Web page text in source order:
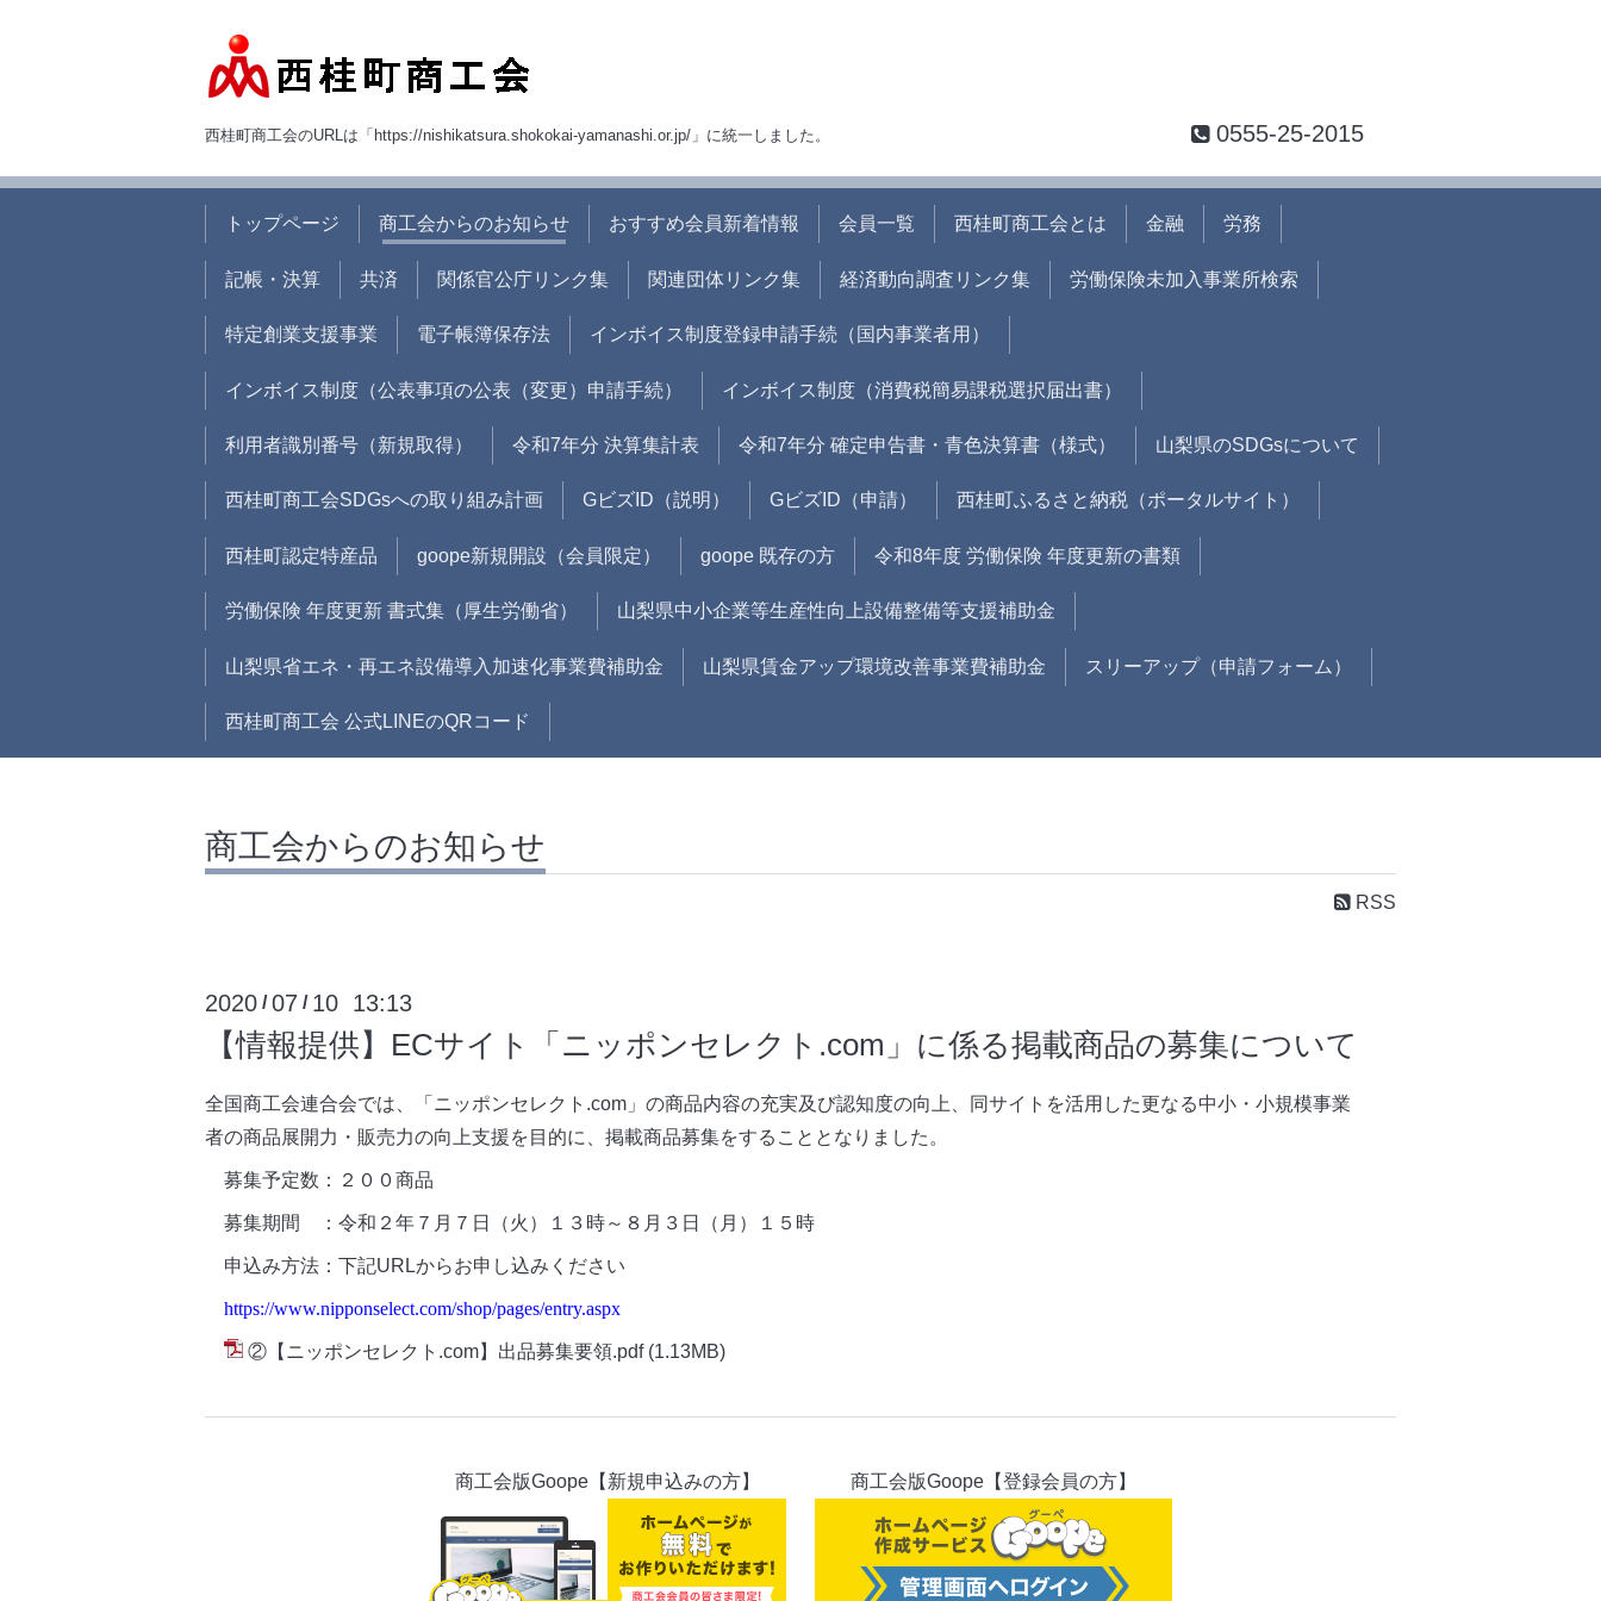
西桂町商工会のURLは「https://nishikatsura.shokokai-yamanashi.or.jp/」に統一しました。 0555-25-2015
トップページ 商工会からのお知らせ おすすめ会員新着情報 会員一覧 西桂町商工会とは 金融 労務
記帳・決算 共済 関係官公庁リンク集 関連団体リンク集 経済動向調査リンク集 労働保険未加入事業所検索
特定創業支援事業 電子帳簿保存法 インボイス制度登録申請手続（国内事業者用）
インボイス制度（公表事項の公表（変更）申請手続） インボイス制度（消費税簡易課税選択届出書）
利用者識別番号（新規取得） 令和7年分 決算集計表 令和7年分 確定申告書・青色決算書（様式） 山梨県のSDGsについて
西桂町商工会SDGsへの取り組み計画 GビズID（説明） GビズID（申請） 西桂町ふるさと納税（ポータルサイト）
西桂町認定特産品 goope新規開設（会員限定） goope 既存の方 令和8年度 労働保険 年度更新の書類
労働保険 年度更新 書式集（厚生労働省） 山梨県中小企業等生産性向上設備整備等支援補助金
山梨県省エネ・再エネ設備導入加速化事業費補助金 山梨県賃金アップ環境改善事業費補助金 スリーアップ（申請フォーム）
西桂町商工会 公式LINEのQRコード
商工会からのお知らせ
RSS
2020 /07 / 10 13:13
【情報提供】ECサイト「ニッポンセレクト.com」に係る掲載商品の募集について
全国商工会連合会では、「ニッポンセレクト.com」の商品内容の充実及び認知度の向上、同サイトを活用した更なる中小・小規模事業
者の商品展開力・販売力の向上支援を目的に、掲載商品募集をすることとなりました。
募集予定数：２００商品
募集期間 ：令和２年７月７日（火）１３時～８月３日（月）１５時
申込み方法：下記URLからお申し込みください
https://www.nipponselect.com/shop/pages/entry.aspx
②【ニッポンセレクト.com】出品募集要領.pdf (1.13MB)
商工会版Goope【新規申込みの方】 商工会版Goope【登録会員の方】